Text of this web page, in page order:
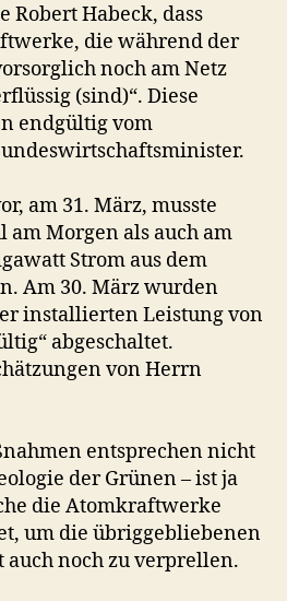
Habeck, dass
die während der
noch am Netz
(sind)“. Diese
endgültig vom
am 31. März, musste
am Morgen als auch am
Strom aus dem
Am 30. März wurden
installierten Leistung von
abgeschaltet.
von Herrn
entsprechen nicht
der Grünen – ist ja
die Atomkraftwerke
um die übriggebliebenen
noch zu verprellen.